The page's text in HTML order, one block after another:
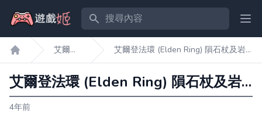
搜尋內容
遊戲姬首頁
艾爾登
法環
艾爾登法環 (Elden Ring) 隕石杖及岩
石球獲取位置
艾爾登法環 (Elden Ring) 隕石杖及岩石球獲取位置
4年前